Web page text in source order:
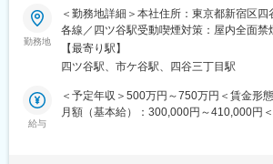
（2）融資審査
お客様と面談し、勤務状況や収入、融資希
から確認したうえで融資可否を判断します。
不動産会社への営業と並行して進める業務
ます。
■業務内容：
住宅ローン事業の拡大に伴い、審査体制の
を推進するメンバーを募集します。
本ポジションでは、住宅ローン審査業務を
断を行うだけでなく、審査プロセスの効率
も携わっていただきます。これまで培われ
を活かしながら、審査品質を維持・向上さ
勤務地
＜勤務地詳細＞本社住所：東京都新宿区四
各線／四ツ谷駅受動喫煙対策：屋内全面禁
定める事業所（リモートワーク含む）
【最寄り駅】
四ツ谷駅、市ケ谷駅、四谷三丁目駅
給与
＜予定年収＞500万円～750万円＜賃金形
月額（基本給）：300,000円～410,000円